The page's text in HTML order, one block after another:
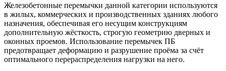
Железобетонные перемычки данной категории используются
в жилых, коммерческих и производственных зданиях любого
назначения, обеспечивая его несущим конструкциям
дополнительную жёсткость, строгую геометрию дверных и
оконных проемов. Использование перемычек ПБ
предотвращает деформацию и разрушение проёма за счёт
оптимального перераспределения нагрузки на него.